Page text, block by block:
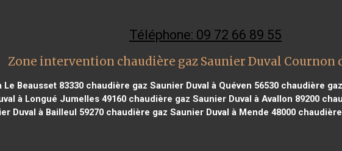
Téléphone: 09 72 66 89 55
Zone intervention chaudière gaz Saunier Duval Cournon
Beausset 83330 chaudière gaz Saunier Duval à Quéven 56530 chaudière
à Longué Jumelles 49160 chaudière gaz Saunier Duval à Avallon 89200
Duval à Bailleul 59270chaudière gaz Saunier Duval à Mende 48000chaudière